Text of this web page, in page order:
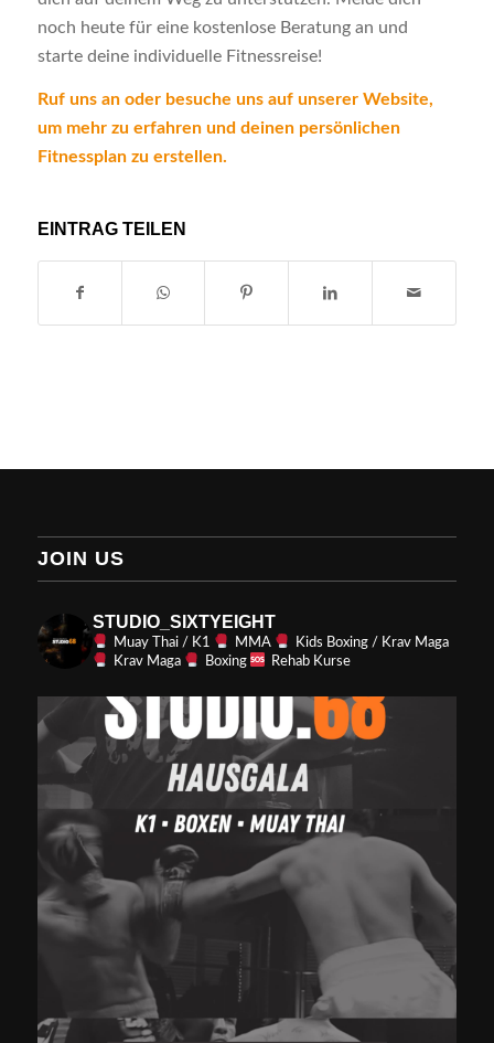
noch heute für eine kostenlose Beratung an und
starte deine individuelle Fitnessreise!
Ruf uns an oder besuche uns auf unserer Website,
um mehr zu erfahren und deinen persönlichen
Fitnessplan zu erstellen.
EINTRAG TEILEN
JOIN US
STUDIO_SIXTYEIGHT
Muay Thai / K1 MMA
Kids Boxing / Krav Maga
Krav Maga
Boxing Rehab Kurse